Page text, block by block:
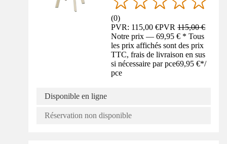
(0)
PVR: 115,00 €PVR115,00 €
Notre prix — 69,95 € * Tous
les prix affichés sont des prix
TTC, frais de livraison en sus
si nécessaire par pce69,95 €*/
pce
Disponible en ligne
Réservation non disponible